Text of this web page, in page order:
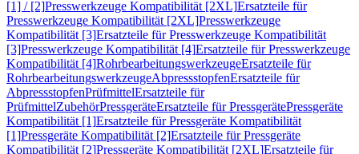
[1] / [2]Presswerkzeuge Kompatibilität [2XL]Ersatzteile für
Presswerkzeuge Kompatibilität [2XL]Presswerkzeuge
Kompatibilität [3]Ersatzteile für Presswerkzeuge Kompatibilität
[3]Presswerkzeuge Kompatibilität [4]Ersatzteile für Presswerkzeuge
Kompatibilität [4]RohrbearbeitungswerkzeugeErsatzteile für
RohrbearbeitungswerkzeugeAbpressstopfenErsatzteile für
AbpressstopfenPrüfmittelErsatzteile für
PrüfmittelZubehörPressgeräteErsatzteile für PressgerätePressgeräte
Kompatibilität [1]Ersatzteile für Pressgeräte Kompatibilität
[1]Pressgeräte Kompatibilität [2]Ersatzteile für Pressgeräte
Kompatibilität [2]Pressgeräte Kompatibilität [2XL]Ersatzteile für